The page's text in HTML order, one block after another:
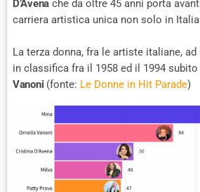
D’Avenache da oltre 45 anni porta
carriera artistica unica non solo in
La terza donna, fra le artiste italiane,
in classifica fra il 1958 ed il 1994 subito
Vanoni (fonte: Le Donne in Hit Parade)